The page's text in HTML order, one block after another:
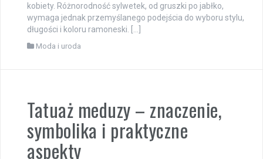
kobiety. Różnorodność sylwetek, od gruszki po jabłko,
wymaga jednak przemyślanego podejścia do wyboru stylu,
długości i koloru ramoneski. […]
Moda i uroda
Tatuaż meduzy – znaczenie,
symbolika i praktyczne
aspekty